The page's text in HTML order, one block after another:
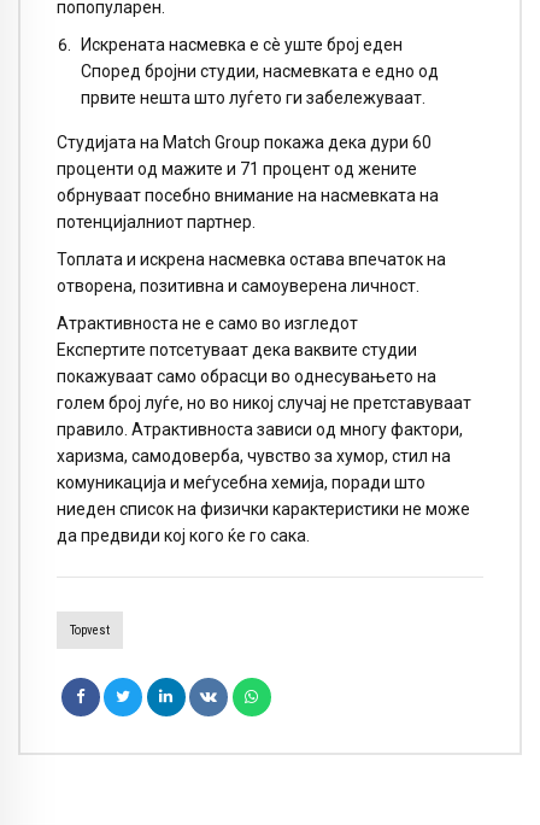
попопуларен.
Искрената насмевка е сè уште број еден
Според бројни студии, насмевката е едно од
првите нешта што луѓето ги забележуваат.
Студијата на Match Group покажа дека дури 60
проценти од мажите и 71 процент од жените
обрнуваат посебно внимание на насмевката на
потенцијалниот партнер.
Топлата и искрена насмевка остава впечаток на
отворена, позитивна и самоуверена личност.
Атрактивноста не е само во изгледот
Експертите потсетуваат дека ваквите студии
покажуваат само обрасци во однесувањето на
голем број луѓе, но во никој случај не претставуваат
правило. Атрактивноста зависи од многу фактори,
харизма, самодоверба, чувство за хумор, стил на
комуникација и меѓусебна хемија, поради што
ниеден список на физички карактеристики не може
да предвиди кој кого ќе го сака.
Topvest